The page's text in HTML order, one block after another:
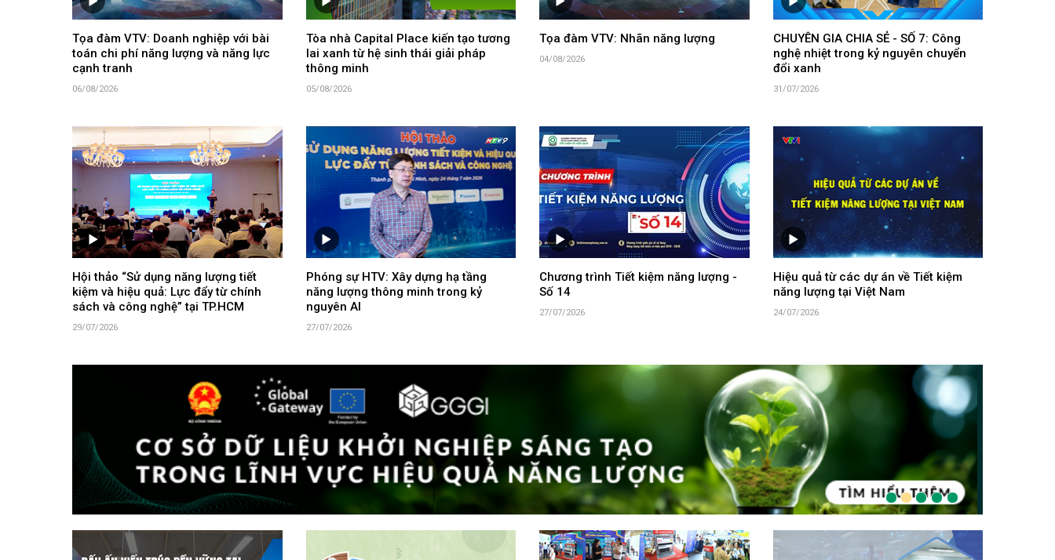
Tọa đàm VTV: Doanh nghiệp với bài
toán chi phí năng lượng và năng lực
cạnh tranh
06/08/2026
Tòa nhà Capital Place kiến tạo tương
lai xanh từ hệ sinh thái giải pháp
thông minh
05/08/2026
Tọa đàm VTV: Nhãn năng lượng
04/08/2026
CHUYÊN GIA CHIA SẺ - SỐ 7: Công
nghệ nhiệt trong kỷ nguyên chuyển
đổi xanh
31/07/2026
Hội thảo “Sử dụng năng lượng tiết
kiệm và hiệu quả: Lực đẩy từ chính
sách và công nghệ” tại TP.HCM
29/07/2026
Phóng sự HTV: Xây dựng hạ tầng
năng lượng thông minh trong kỷ
nguyên AI
27/07/2026
Chương trình Tiết kiệm năng lượng -
Số 14
27/07/2026
Hiệu quả từ các dự án về Tiết kiệm
năng lượng tại Việt Nam
24/07/2026